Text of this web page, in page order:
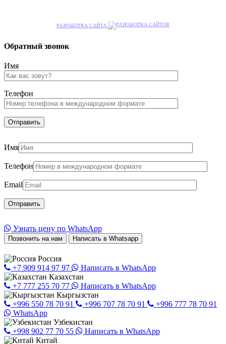
РАЗРАБОТКА САЙТА
Обратный звонок
Имя
Телефон
Имя
Телефон
Email
Узнать цену по WhatsApp
Позвонить на нам Написать в Whatsapp
Россия
+7 909 914 97 97
Написать в WhatsApp
Казахстан
+7 777 255 70 77
Написать в WhatsApp
Кыргызстан
+996 550 78 70 91
+996 707 78 70 91
+996 777 78 70 91
WhatsApp
Узбекистан
+998 902 77 70 55
Написать в WhatsApp
Китай